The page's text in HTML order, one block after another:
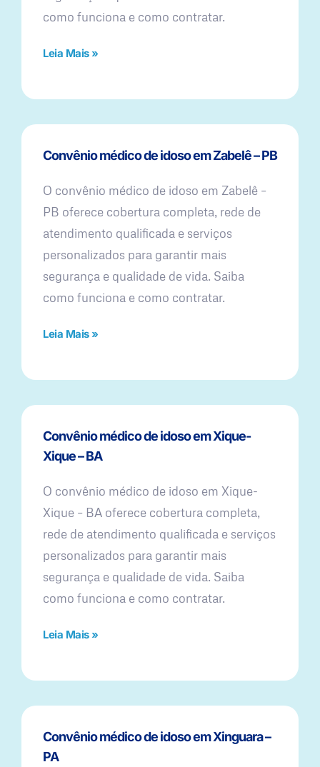
como funciona e como contratar.
Leia Mais »
Convênio médico de idoso em Zabelê – PB
O convênio médico de idoso em Zabelê –
PB oferece cobertura completa, rede de
atendimento qualificada e serviços
personalizados para garantir mais
segurança e qualidade de vida. Saiba
como funciona e como contratar.
Leia Mais »
Convênio médico de idoso em Xique-
Xique – BA
O convênio médico de idoso em Xique-
Xique – BA oferece cobertura completa,
rede de atendimento qualificada e serviços
personalizados para garantir mais
segurança e qualidade de vida. Saiba
como funciona e como contratar.
Leia Mais »
Convênio médico de idoso em Xinguara –
PA